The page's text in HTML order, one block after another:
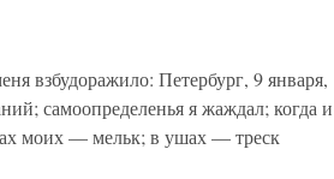
взбудоражило: Петербург, 9 января,
самоопределенья я жаждал; когда и
моих — мельк; в ушах — треск